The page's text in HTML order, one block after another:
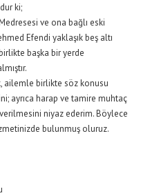
ki;
ve ona bağlı eski
Efendi yaklaşık beş altı
başka bir yerde
ailemle birlikte söz konusu
ayrıca harap ve tamire muhtaç
niyaz ederim. Böylece
bulunmuş oluruz.